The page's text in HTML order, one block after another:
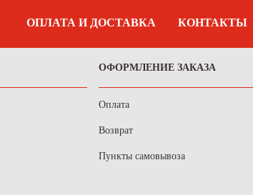
ОПЛАТА И ДОСТАВКА КОНТАКТЫ
ОФОРМЛЕНИЕ ЗАКАЗА
Оплата
Возврат
Пункты самовывоза